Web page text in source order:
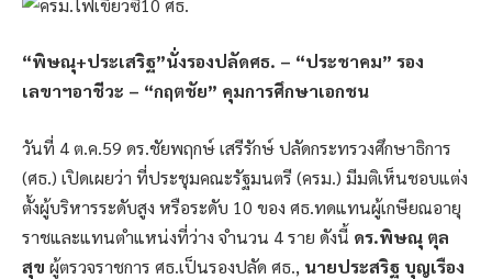
“พิษณุ+ประเสริฐ”นั่งรองปลัดศธ. – “ประชาคม” รอง
เลขาฯอาชีวะ – “กฤตชัย” คุมการศึกษาเอกชน
วันที่ 4 ต.ค.59 ดร.ชัยพฤกษ์ เสรีรักษ์ ปลัดกระทรวงศึกษาธิการ
(ศธ.) เปิดเผยว่า ที่ประชุมคณะรัฐมนตรี (ครม.) มีมติเห็นชอบแต่ง
ตั้งผู้บริหารระดับสูง หรือระดับ 10 ของ ศธ.ทดแทนผู้เกษียณอายุ
ราชและแทนตำแหน่งที่ว่าง จำนวน 4 ราย ดังนี้ ดร.พิษณุ ตุล
สุข ผู้ตรวจราชการ ศธ.เป็นรองปลัด ศธ., นายประสริฐ บุญเรือง